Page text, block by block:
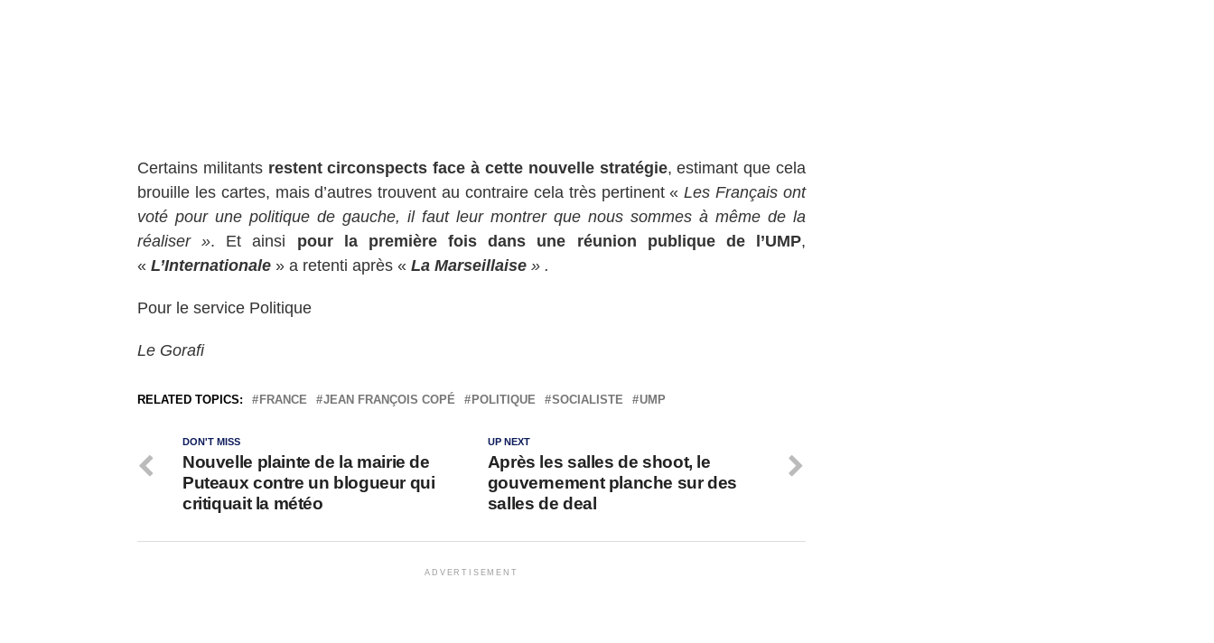
Certains militants restent circonspects face à cette nouvelle stratégie, estimant que cela
brouille les cartes, mais d’autres trouvent au contraire cela très pertinent «Les Français ont
voté pour une politique de gauche, il faut leur montrer que nous sommes à même de la
réaliser ». Et ainsi pour la première fois dans une réunion publique de l’UMP,
« L’Internationale » a retenti après « La Marseillaise » .
Pour le service Politique
Le Gorafi
RELATED TOPICS: FRANCE JEAN FRANÇOIS COPÉ POLITIQUE SOCIALISTE UMP
UP NEXT
Après les salles de shoot, le
gouvernement planche sur des
salles de deal
DON'T MISS
Nouvelle plainte de la mairie de
Puteaux contre un blogueur qui
critiquait la météo
ADVERTISEMENT